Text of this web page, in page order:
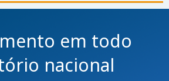
em todo
nacional